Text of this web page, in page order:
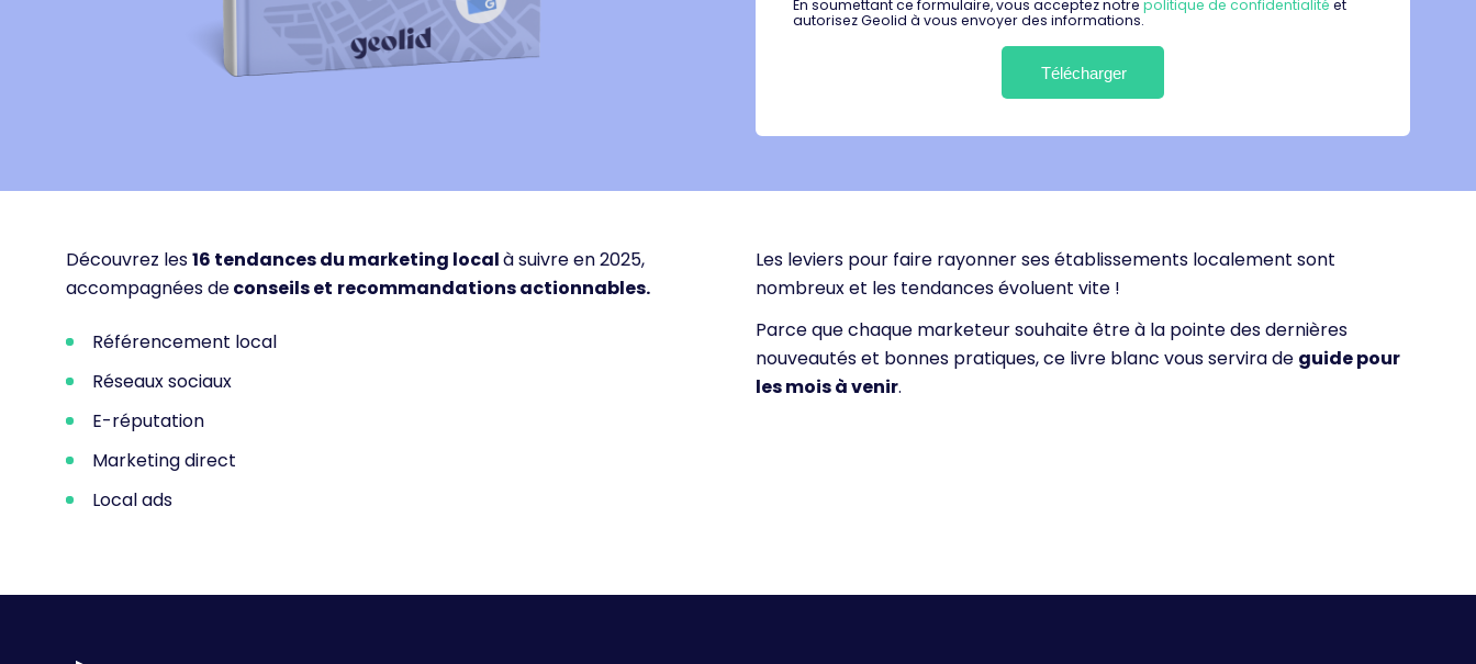
En soumettant ce formulaire, vous acceptez notre politique de confidentialité et
autorisez Geolid à vous envoyer des informations.
Découvrez les16 tendances du marketing localà suivre en 2025,
accompagnées deconseils et recommandations actionnables.
Référencement local
Réseaux sociaux
E-réputation
Marketing direct
Local ads
Les leviers pour faire rayonner ses établissements localement sont
nombreux et les tendances évoluent vite !
Parce que chaque marketeur souhaite être à la pointe des dernières
nouveautés et bonnes pratiques, ce livre blanc vous servira de guide pour
les mois à venir.